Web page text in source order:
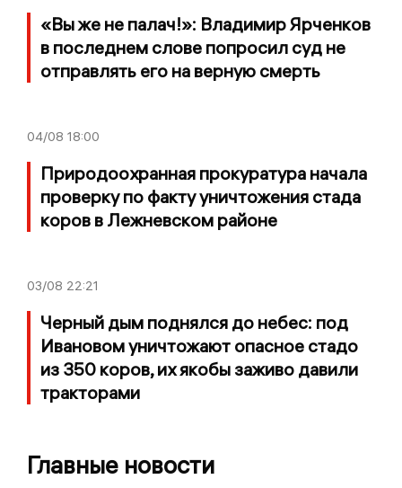
«Вы же не палач!»: Владимир Ярченков
в последнем слове попросил суд не
отправлять его на верную смерть
04/08 18:00
Природоохранная прокуратура начала
проверку по факту уничтожения стада
коров в Лежневском районе
03/08 22:21
Черный дым поднялся до небес: под
Ивановом уничтожают опасное стадо
из 350 коров, их якобы заживо давили
тракторами
Главные новости